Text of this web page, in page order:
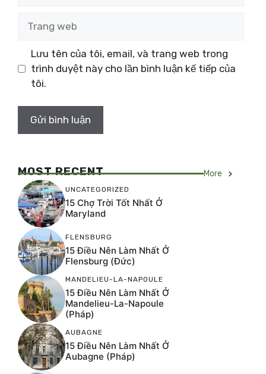
web
Lưu tên của tôi, email, và trang web trong
trình duyệt này cho lần bình luận kế tiếp của
tôi.
MOST RECENT More
UNCATEGORIZED
15 Chợ Trời Tốt Nhất Ở
Maryland
FLENSBURG
15 Điều Nên Làm Nhất Ở
Flensburg (Đức)
MANDELIEU-LA-NAPOULE
15 Điều Nên Làm Nhất Ở
Mandelieu-La-Napoule
(Pháp)
AUBAGNE
15 Điều Nên Làm Nhất Ở
Aubagne (Pháp)